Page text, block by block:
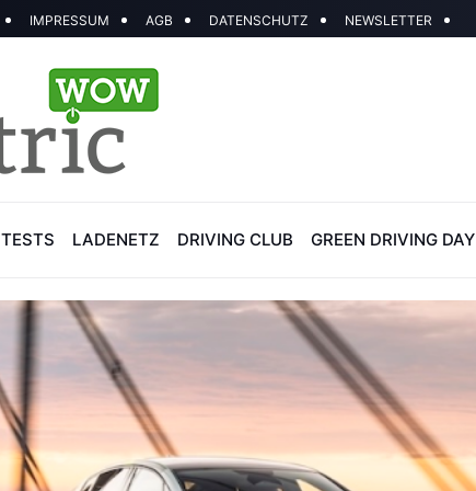
IMPRESSUM AGB DATENSCHUTZ NEWSLETTER
TESTS LADENETZ DRIVING CLUB GREEN DRIVING DAY